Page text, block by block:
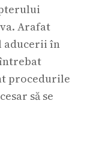
Arafat
aducerii în
procedurile
să se